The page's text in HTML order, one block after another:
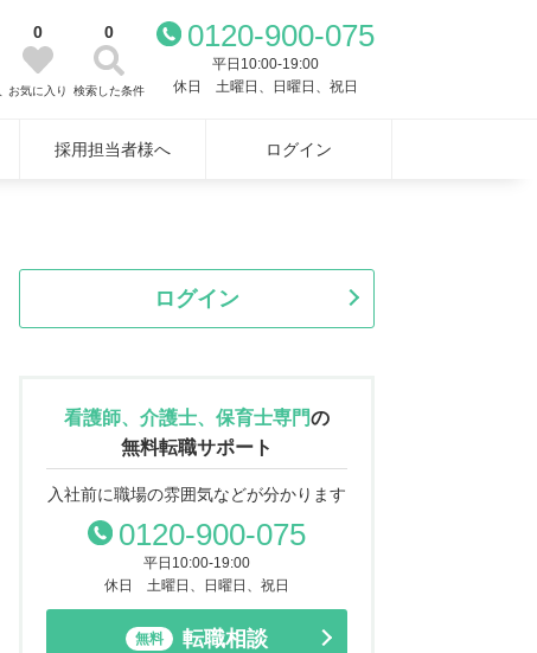
0
お気に入り
0
検索した条件
0120-900-075
平日10:00-19:00
休日 土曜日、日曜日、祝日
採用担当者様へ ログイン
ログイン
看護師、介護士、保育士専門の
無料転職サポート
入社前に職場の雰囲気などが分かります
0120-900-075
平日10:00-19:00
休日 土曜日、日曜日、祝日
無料 転職相談